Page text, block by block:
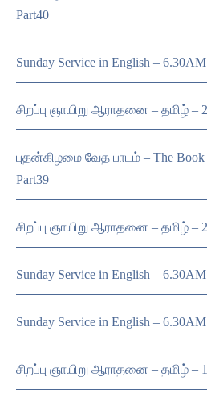
Part40
Sunday Service in English –
சிறப்பு ஞாயிறு ஆராதனை – தமிழ் –
புதன்கிழமை வேத பாடம் – The
Part39
சிறப்பு ஞாயிறு ஆராதனை – தமிழ் –
Sunday Service in English –
Sunday Service in English –
சிறப்பு ஞாயிறு ஆராதனை – தமிழ் –